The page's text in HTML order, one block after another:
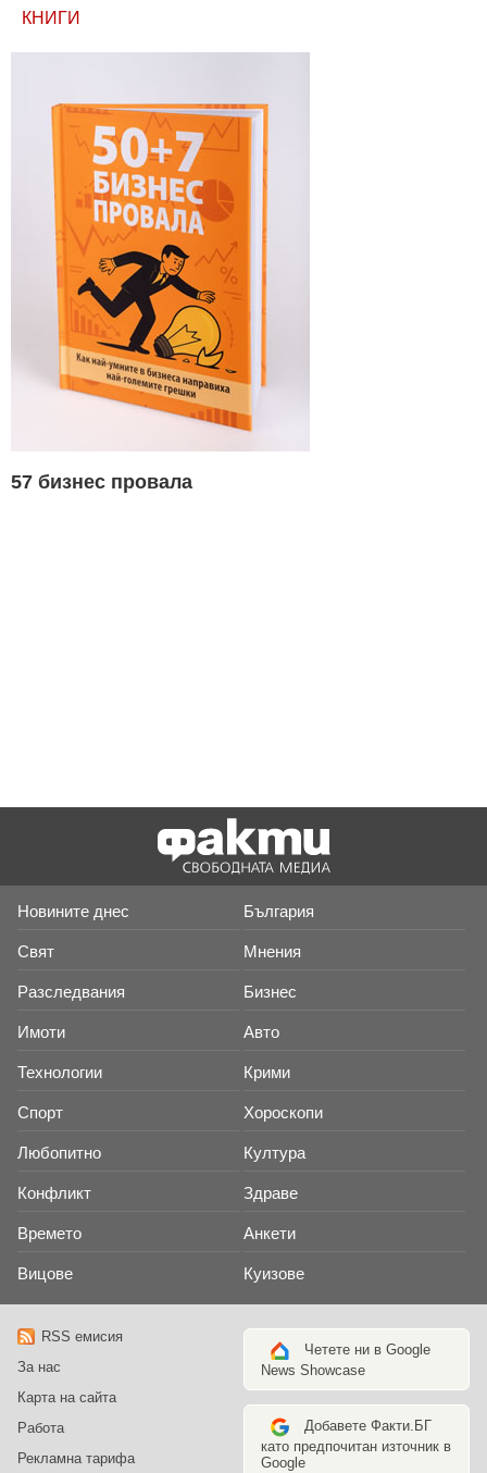
КНИГИ
57 бизнес провала
Новините днес България
Свят Мнения
Разследвания Бизнес
Имоти Авто
Технологии Крими
Спорт Хороскопи
Любопитно Култура
Конфликт Здраве
Времето Анкети
Вицове Куизове
RSS емисия
За нас
Карта на сайта
Работа
Рекламна тарифа
Четете ни в Google
News Showcase
Добавете Факти.БГ
като предпочитан източник в
Google